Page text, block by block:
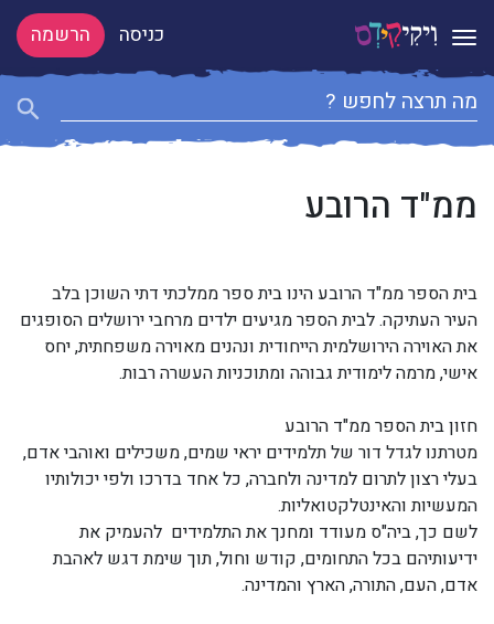
Toggle navigation כניסה הרשמה
ממ"ד הרובע
בית הספר ממ"ד הרובע הינו בית ספר ממלכתי דתי השוכן בלב
העיר העתיקה. לבית הספר מגיעים ילדים מרחבי ירושלים הסופגים
את האוירה הירושלמית הייחודית ונהנים מאוירה משפחתית, יחס
אישי, מרמה לימודית גבוהה ומתוכניות העשרה רבות.
חזון בית הספר ממ"ד הרובע
מטרתנו לגדל דור של תלמידים יראי שמים, משכילים ואוהבי אדם,
בעלי רצון לתרום למדינה ולחברה, כל אחד בדרכו ולפי יכולותיו
המעשיות והאינטלקטואליות.
לשם כך, ביה"ס מעודד ומחנך את התלמידים להעמיק את
ידיעותיהם בכל התחומים, קודש וחול, תוך שימת דגש לאהבת
אדם, העם, התורה, הארץ והמדינה.